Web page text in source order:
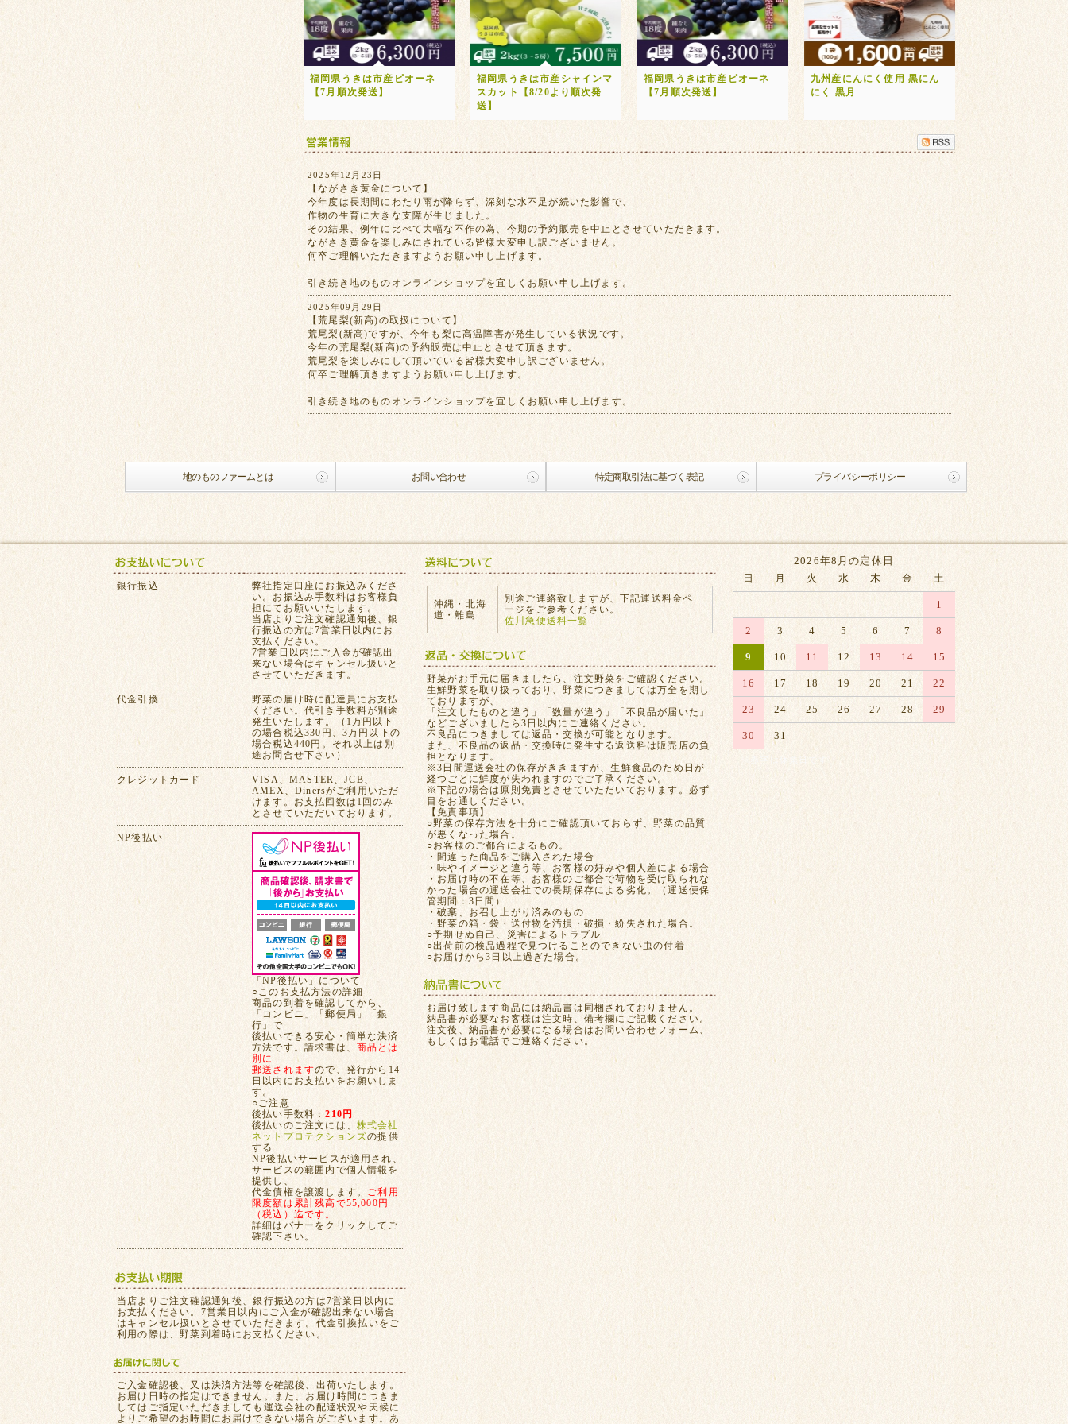
福岡県うきは市産ピオーネ
【7月順次発送】
福岡県うきは市産シャインマ
スカット【8/20より順次発
送】
福岡県うきは市産ピオーネ
【7月順次発送】
九州産にんにく使用 黒にん
にく 黒月
2025年12月23日
【ながさき黄金について】
今年度は長期間にわたり雨が降らず、深刻な水不足が続いた影響で、
作物の生育に大きな支障が生じました。
その結果、例年に比べて大幅な不作の為、今期の予約販売を中止とさせていただきます。
ながさき黄金を楽しみにされている皆様大変申し訳ございません。
何卒ご理解いただきますようお願い申し上げます。
引き続き地のものオンラインショップを宜しくお願い申し上げます。
2025年09月29日
【荒尾梨(新高)の取扱について】
荒尾梨(新高)ですが、今年も梨に高温障害が発生している状況です。
今年の荒尾梨(新高)の予約販売は中止とさせて頂きます。
荒尾梨を楽しみにして頂いている皆様大変申し訳ございません。
何卒ご理解頂きますようお願い申し上げます。
引き続き地のものオンラインショップを宜しくお願い申し上げます。
地のものファームとは お問い合わせ 特定商取引法に基づく表記 プライバシーポリシー
2026年8月の定休日
日
月 火 水 木 金 土
1
2 3 4 5 6 7 8
9 10 11 12 13 14 15
16 17 18 19 20 21 22
23 24 25 26 27 28 29
30 31
銀行振込
弊社指定口座にお振込みくださ
い。お振込み手数料はお客様負
担にてお願いいたします。
当店よりご注文確認通知後、銀
行振込の方は7営業日以内にお
支払ください。
7営業日以内にご入金が確認出
来ない場合はキャンセル扱いと
させていただきます。
代金引換
野菜の届け時に配達員にお支払
ください。代引き手数料が別途
発生いたします。（1万円以下
の場合税込330円、3万円以下の
場合税込440円。それ以上は別
途お問合せ下さい）
クレジットカード
VISA、MASTER、JCB、
AMEX、Dinersがご利用いただ
けます。お支払回数は1回のみ
とさせていただいております。
NP後払い
「NP後払い」について
○このお支払方法の詳細
商品の到着を確認してから、
「コンビニ」「郵便局」「銀
行」で
後払いできる安心・簡単な決済
方法です。請求書は、 商品とは
別に
郵送されますので、発行から14
日以内にお支払いをお願いしま
す。
○ご注意
後払い手数料：210円
後払いのご注文には、 株式会社
ネットプロテクションズの提供
する
NP後払いサービスが適用され、
サービスの範囲内で個人情報を
提供し、
代金債権を譲渡します。 ご利用
限度額は累計残高で55,000円
（税込）迄です。
詳細はバナーをクリックしてご
確認下さい。
当店よりご注文確認通知後、銀行振込の方は7営業日以内に
お支払ください。7営業日以内にご入金が確認出来ない場合
はキャンセル扱いとさせていただきます。代金引換払いをご
利用の際は、野菜到着時にお支払ください。
ご入金確認後、又は決済方法等を確認後、出荷いたします。
お届け日時の指定はできません。また、お届け時間につきま
してはご指定いただきましても運送会社の配達状況や天候に
よりご希望のお時間にお届けできない場合がございます。あ
沖縄・北海
道・離島
別途ご連絡致しますが、下記運送料金ペ
ージをご参考ください。
佐川急便送料一覧
野菜がお手元に届きましたら、注文野菜をご確認ください。
生鮮野菜を取り扱っており、野菜につきましては万全を期し
ておりますが、
「注文したものと違う」「数量が違う」「不良品が届いた」
などございましたら3日以内にご連絡ください。
不良品につきましては返品・交換が可能となります。
また、不良品の返品・交換時に発生する返送料は販売店の負
担となります。
※3日間運送会社の保存がききますが、生鮮食品のため日が
経つごとに鮮度が失われますのでご了承ください。
※下記の場合は原則免責とさせていただいております。必ず
目をお通しください。
【免責事項】
○野菜の保存方法を十分にご確認頂いておらず、野菜の品質
が悪くなった場合。
○お客様のご都合によるもの。
・間違った商品をご購入された場合
・味やイメージと違う等、お客様の好みや個人差による場合
・お届け時の不在等、お客様のご都合で荷物を受け取られな
かった場合の運送会社での長期保存による劣化。（運送便保
管期間：3日間）
・破棄、お召し上がり済みのもの
・野菜の箱・袋・送付物を汚損・破損・紛失された場合。
○予期せぬ自己、災害によるトラブル
○出荷前の検品過程で見つけることのできない虫の付着
○お届けから3日以上過ぎた場合。
お届け致します商品には納品書は同梱されておりません。
納品書が必要なお客様は注文時、備考欄にご記載ください。
注文後、納品書が必要になる場合はお問い合わせフォーム、
もしくはお電話でご連絡ください。